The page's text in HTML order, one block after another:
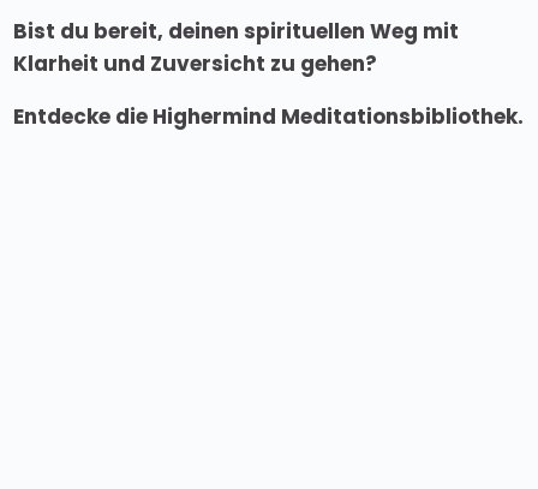
Bist du bereit, deinen spirituellen Weg mit
Klarheit und Zuversicht zu gehen?
Entdecke die Highermind Meditationsbibliothek.